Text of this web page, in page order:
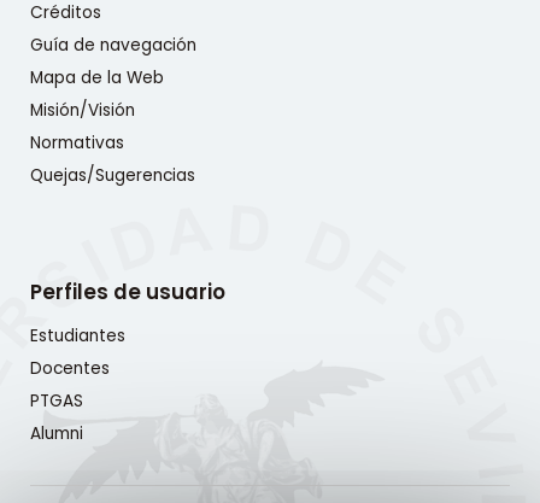
Créditos
Guía de navegación
Mapa de la Web
Misión/Visión
Normativas
Quejas/Sugerencias
Perfiles de usuario
Estudiantes
Docentes
PTGAS
Alumni